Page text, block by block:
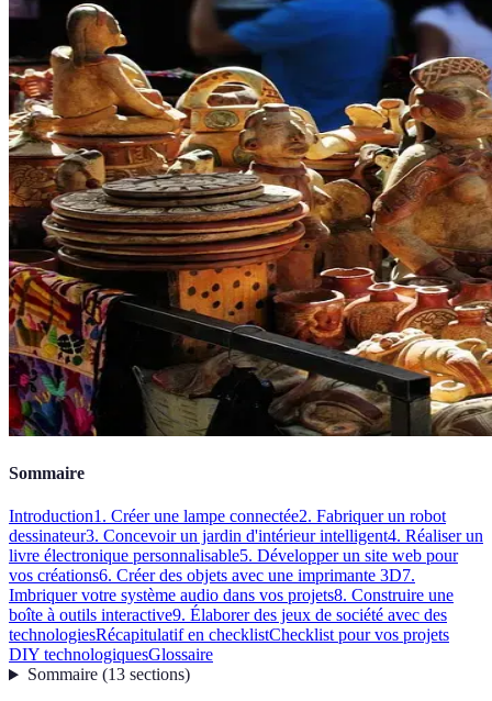
Sommaire
Introduction1. Créer une lampe connectée2. Fabriquer un robot
dessinateur3. Concevoir un jardin d'intérieur intelligent4. Réaliser un
livre électronique personnalisable5. Développer un site web pour
vos créations6. Créer des objets avec une imprimante 3D7.
Imbriquer votre système audio dans vos projets8. Construire une
boîte à outils interactive9. Élaborer des jeux de société avec des
technologiesRécapitulatif en checklistChecklist pour vos projets
DIY technologiquesGlossaire
Sommaire(13 sections)